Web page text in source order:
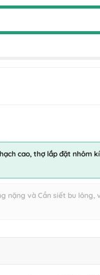
cao, thợ lắp đặt nhôm
nặng và Cần siết bu lông,